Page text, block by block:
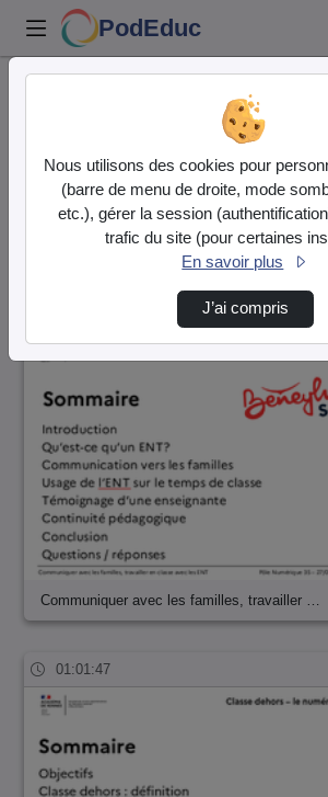
PodEduc
7 vidéos trouvées
Audio Vidéo
Direction de tri
Communiquer avec les familles, travailler …
01:01:47
Nous utilisons des cookies pour
(barre de menu de droite, mode
etc.), gérer la session
trafic du site (pour certaines
En savoir plus
J’ai compris